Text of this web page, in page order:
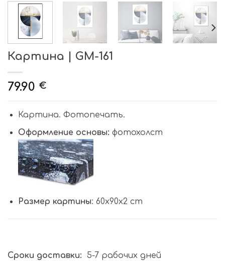
Картина | GM-161
79.90 €
Картина. Фотопечать.
Оформление основы: фотохолст
Размер картины: 60x90x2 cm
Сроки доставки: 5-7 рабочих дней